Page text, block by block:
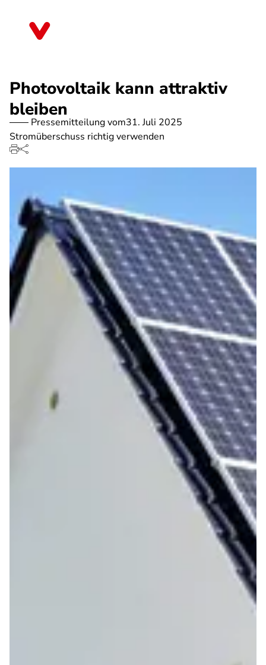
Photovoltaik kann attraktiv
bleiben
Pressemitteilung vom31. Juli 2025
Stromüberschuss richtig verwenden